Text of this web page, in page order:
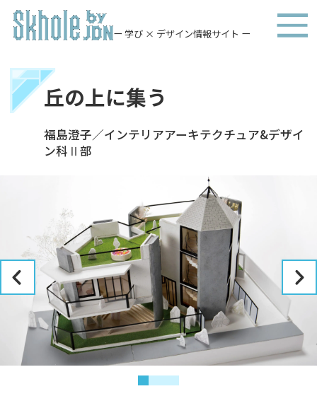
ー 学び × デザイン情報サイト ー
丘の上に集う
福島澄子／インテリアアーキテクチュア&デザイ
ン科Ⅱ部